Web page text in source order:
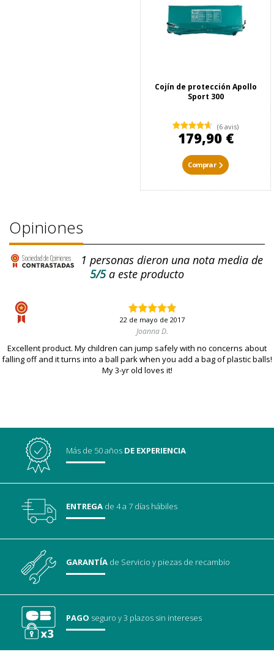
Cojín de protección Apollo
Sport 300
(6 avis)
179,90 €
Comprar
Opiniones
1 personas dieron una nota media de
5/5a este producto
22 de mayo de 2017
Joanna D.
Excellent product. My children can jump safely with no concerns about
falling off and it turns into a ball park when you add a bag of plastic balls!
My 3-yr old loves it!
Más de 50 años DE EXPERIENCIA
ENTREGA de 4 a 7 días hábiles
GARANTÍA de Servicioy piezas de recambio
PAGO seguroy 3 plazos sin intereses